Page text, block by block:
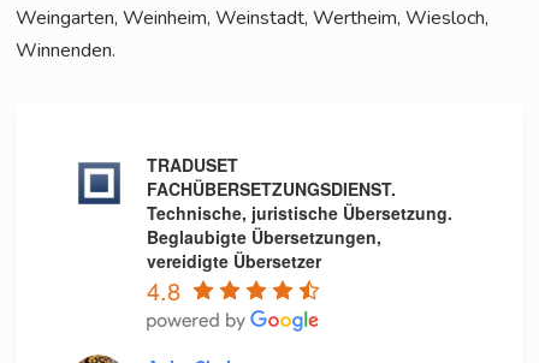
Wein­gar­ten, Wein­heim, Wein­stadt, Wert­heim, Wies­loch,
Winnenden.
TRADUSET
FACHÜBERSETZUNGSDIENST.
Technische, juristische Übersetzung.
Beglaubigte Übersetzungen,
vereidigte Übersetzer
4.8